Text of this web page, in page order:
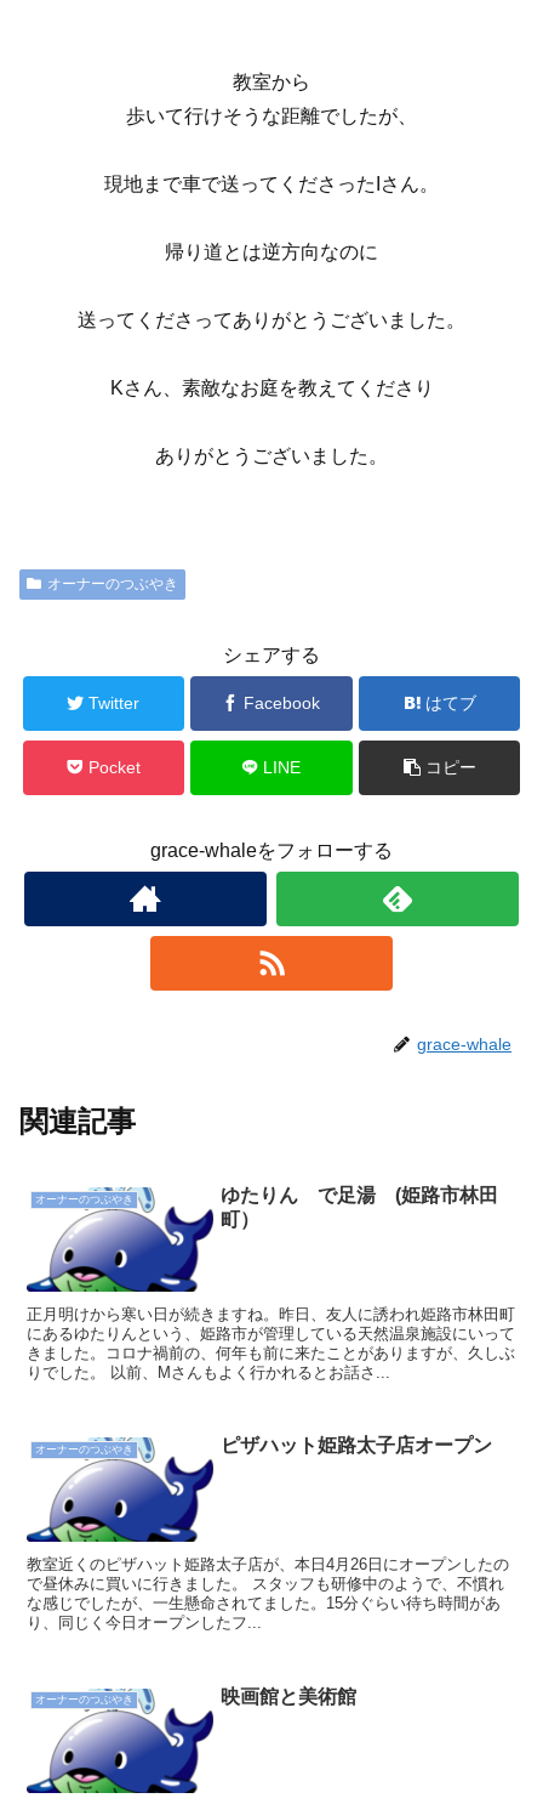
教室から
歩いて行けそうな距離でしたが、
現地まで車で送ってくださったIさん。
帰り道とは逆方向なのに
送ってくださってありがとうございました。
Kさん、素敵なお庭を教えてくださり
ありがとうございました。
オーナーのつぶやき
シェアする
Twitter Facebook はてブ
Pocket LINE コピー
grace-whaleをフォローする
grace-whale
関連記事
オーナーのつぶやき
ゆたりん で足湯 (姫路市林田
町）
正月明けから寒い日が続きますね。昨日、友人に誘われ姫路市林田町
にあるゆたりんという、姫路市が管理している天然温泉施設にいって
きました。コロナ禍前の、何年も前に来たことがありますが、久しぶ
りでした。 以前、Mさんもよく行かれるとお話さ...
オーナーのつぶやき ピザハット姫路太子店オープン
教室近くのピザハット姫路太子店が、本日4月26日にオープンしたの
で昼休みに買いに行きました。 スタッフも研修中のようで、不慣れ
な感じでしたが、一生懸命されてました。15分ぐらい待ち時間があ
り、同じく今日オープンしたフ...
オーナーのつぶやき 映画館と美術館